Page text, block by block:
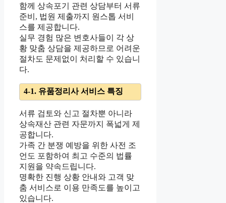
함께 상속포기 관련 상담부터 서류
준비, 법원 제출까지 원스톱 서비
스를 제공합니다.
실무 경험 많은 변호사들이 각 상
황 맞춤 상담을 제공하므로 어려운
절차도 문제없이 처리할 수 있습니
다.
4-1. 유품정리사 서비스 특징
서류 검토와 신고 절차뿐 아니라
상속재산 관련 자문까지 폭넓게 제
공합니다.
가족 간 분쟁 예방을 위한 사전 조
언도 포함하여 최고 수준의 법률
지원을 약속드립니다.
명확한 진행 상황 안내와 고객 맞
춤 서비스로 이용 만족도를 높이고
있습니다.